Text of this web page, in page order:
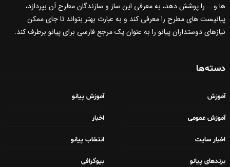
ها و … را پوشش دهد، به معرفی این ساز و سازندگان مطرح آن بپردازد،
پیانیست های مطرح را معرفی کند و به عبارت بهتر بتواند تا جای ممکن
نیازهای دوستداران پیانو را به عنوان یک مرجع فارسی برای پیانو برطرف کند.
دسته‌ها
آموزش آموزش پیانو
آموزش عمومی اخبار
اخبار سایت انتخاب پیانو
برندهای پیانو بیوگرافی